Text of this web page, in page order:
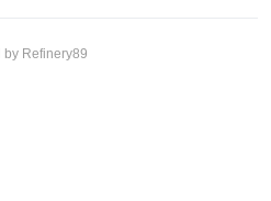
by Refinery89